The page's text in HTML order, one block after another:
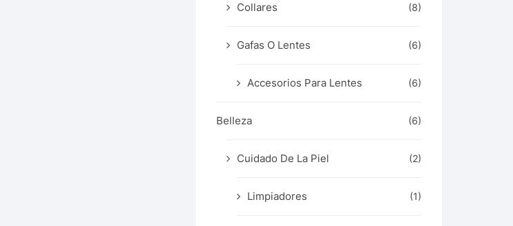
Collares (8)
Gafas O Lentes (6)
Accesorios Para Lentes (6)
Belleza (6)
Cuidado De La Piel (2)
Limpiadores (1)